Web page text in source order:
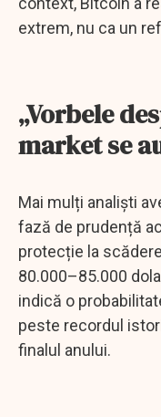
extrem, nu ca un
„Vorbele
market se
Mai mulți analiști
fază de prudență
protecție la
80.000–85.000
indică o
peste recordul
finalul anului.